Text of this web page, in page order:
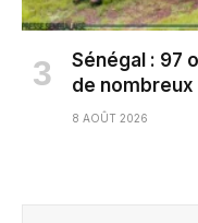
Sénégal : 97
de
8 AOÛT 2026